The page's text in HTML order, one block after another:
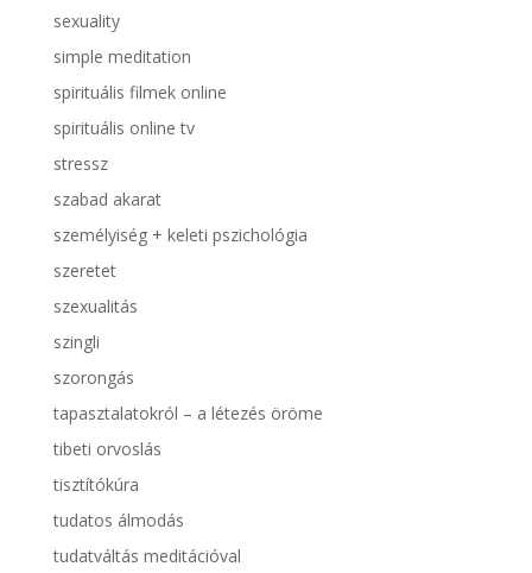
sexuality
simple meditation
spirituális filmek online
spirituális online tv
stressz
szabad akarat
személyiség + keleti pszichológia
szeretet
szexualitás
szingli
szorongás
tapasztalatokról – a létezés öröme
tibeti orvoslás
tisztítókúra
tudatos álmodás
tudatváltás meditációval